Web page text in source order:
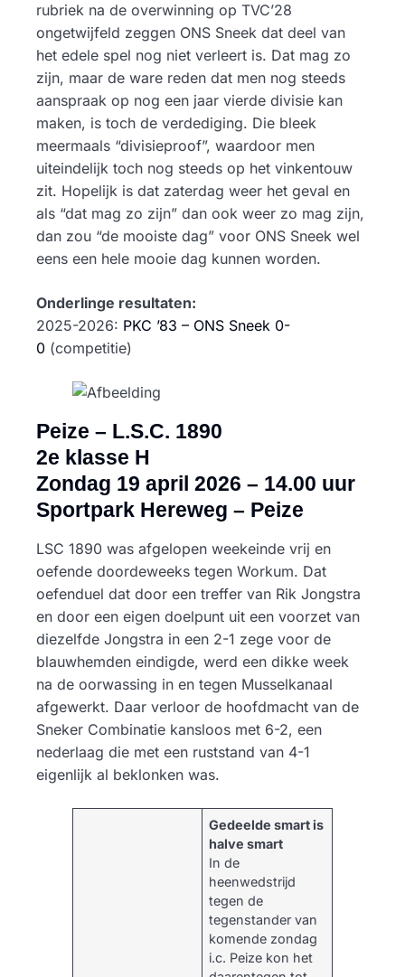
rubriek na de overwinning op TVC’28
ongetwijfeld zeggen ONS Sneek dat deel van
het edele spel nog niet verleert is. Dat mag zo
zijn, maar de ware reden dat men nog steeds
aanspraak op nog een jaar vierde divisie kan
maken, is toch de verdediging. Die bleek
meermaals “divisieproof”, waardoor men
uiteindelijk toch nog steeds op het vinkentouw
zit. Hopelijk is dat zaterdag weer het geval en
als “dat mag zo zijn” dan ook weer zo mag zijn,
dan zou “de mooiste dag” voor ONS Sneek wel
eens een hele mooie dag kunnen worden.
​Onderlinge resultaten:
2025-2026: PKC ’83 – ONS Sneek 0-
0 (competitie)
Peize – L.S.C. 1890
2e klasse H
Zondag 19 april 2026 – 14.00 uur
Sportpark Hereweg – Peize
LSC 1890 was afgelopen weekeinde vrij en
oefende doordeweeks tegen Workum. Dat
oefenduel dat door een treffer van Rik Jongstra
en door een eigen doelpunt uit een voorzet van
diezelfde Jongstra in een 2-1 zege voor de
blauwhemden eindigde, werd een dikke week
na de oorwassing in en tegen Musselkanaal
afgewerkt. Daar verloor de hoofdmacht van de
Sneker Combinatie kansloos met 6-2, een
nederlaag die met een ruststand van 4-1
eigenlijk al beklonken was.
Gedeelde smart is
halve smart
In de
heenwedstrijd
tegen de
tegenstander van
komende zondag
i.c. Peize kon het